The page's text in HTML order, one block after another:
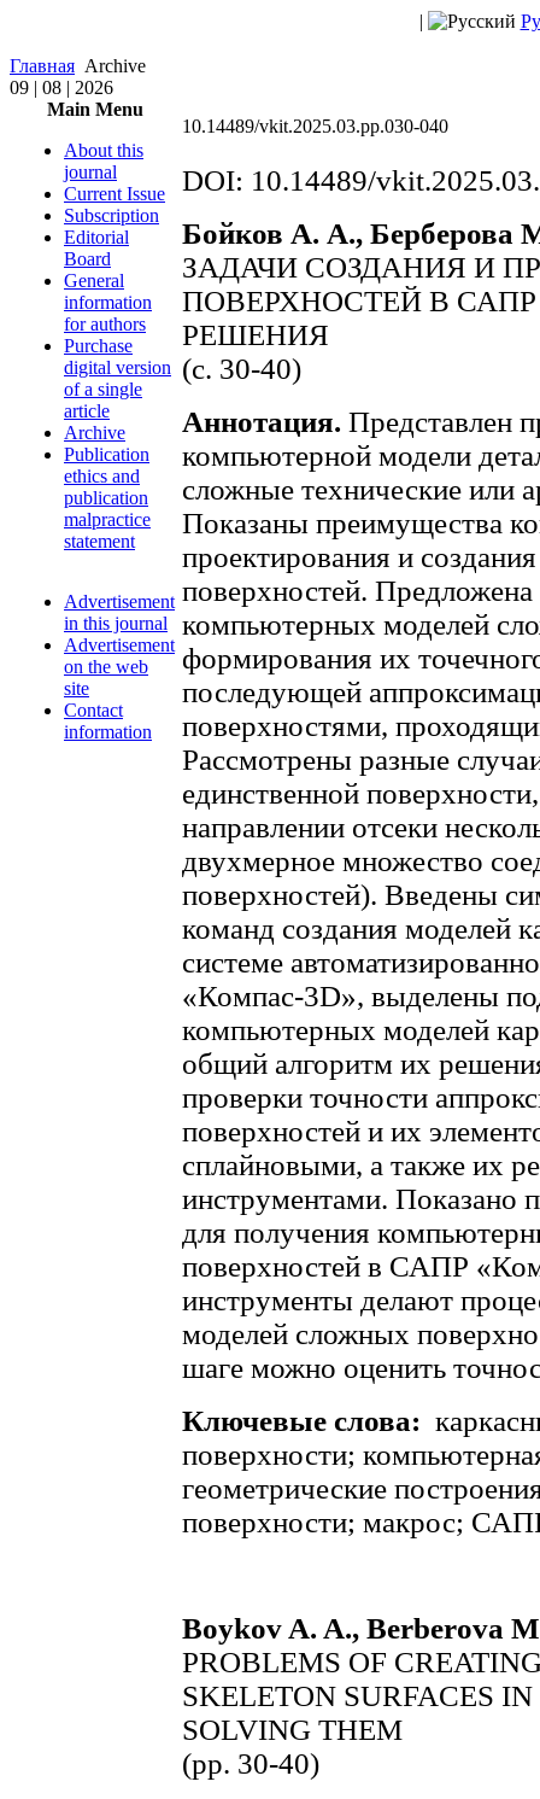
|
Главная Archive
09 | 08 | 2026
Main Menu
About this
journal
Current Issue
Subscription
Editorial
Board
General
information
for authors
Purchase
digital version
of a single
article
Archive
Publication
ethics and
publication
malpractice
statement
Advertisement
in this journal
Advertisement
on the web
site
Contact
information
10.14489/vkit.2025.03.pp.030-040
DOI: 10.14489/
Бойков А. А., Берберова
ЗАДАЧИ СОЗДАНИЯ И
ПОВЕРХНОСТЕЙ В
РЕШЕНИЯ
(с. 30-40)
Аннотация. Представлен
компьютерной модели
сложные технические или
Показаны преимущества
проектирования и
поверхностей. Предложена
компьютерных моделей
формирования их
последующей
поверхностями,
Рассмотрены разные
единственной
направлении отсеки
двухмерное множество
поверхностей). Введены
команд создания моделей
системе
«Компас-3D», выделены
компьютерных моделей
общий алгоритм их
проверки точности
поверхностей и их
сплайновыми, а также их
инструментами. Показано
для получения
поверхностей в САПР
инструменты делают
моделей сложных
шаге можно оценить
Ключевые слова:
поверхности;
геометрические
поверхности; макрос;
Boykov A. A., Berberova
PROBLEMS OF
SKELETON SURFACES
SOLVING THEM
(pp. 30-40)